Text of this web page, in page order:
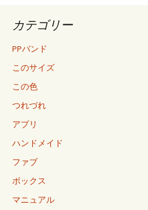
カテゴリー
PPバンド
このサイズ
この色
つれづれ
アプリ
ハンドメイド
ファブ
ボックス
マニュアル